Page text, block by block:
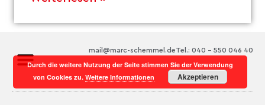
Tel.: 040 – 550 046 40
mail@marc-schemmel.de
Durch die weitere Nutzung der Seite stimmen Sie der Verwendung
von Cookies zu.Weitere Informationen Akzeptieren